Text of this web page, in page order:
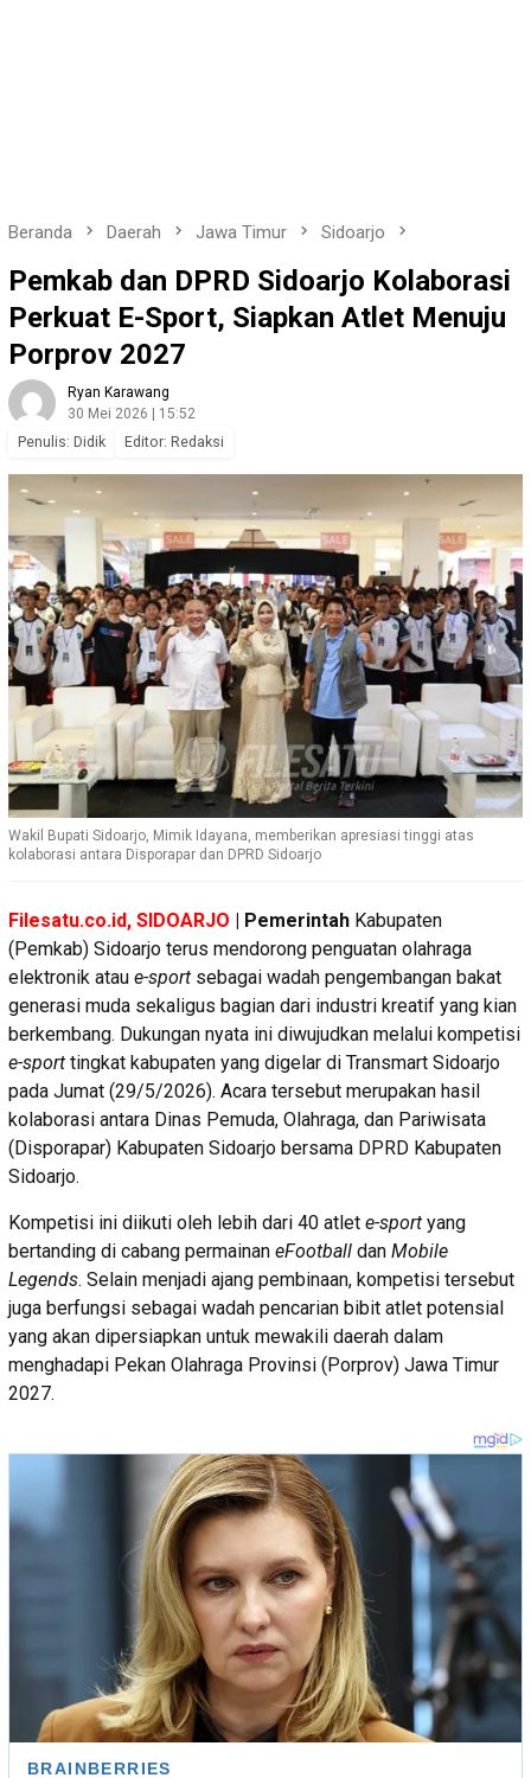
Beranda Daerah Jawa Timur Sidoarjo
Pemkab dan DPRD Sidoarjo Kolaborasi
Perkuat E-Sport, Siapkan Atlet Menuju
Porprov 2027
Ryan Karawang
30 Mei 2026 | 15:52
Penulis: Didik Editor: Redaksi
Wakil Bupati Sidoarjo, Mimik Idayana, memberikan apresiasi tinggi atas
kolaborasi antara Disporapar dan DPRD Sidoarjo
Filesatu.co.id, SIDOARJO | Pemerintah Kabupaten
(Pemkab) Sidoarjo terus mendorong penguatan olahraga
elektronik atau e-sport sebagai wadah pengembangan bakat
generasi muda sekaligus bagian dari industri kreatif yang kian
berkembang. Dukungan nyata ini diwujudkan melalui kompetisi
e-sport tingkat kabupaten yang digelar di Transmart Sidoarjo
pada Jumat (29/5/2026). Acara tersebut merupakan hasil
kolaborasi antara Dinas Pemuda, Olahraga, dan Pariwisata
(Disporapar) Kabupaten Sidoarjo bersama DPRD Kabupaten
Sidoarjo.
Kompetisi ini diikuti oleh lebih dari 40 atlet e-sport yang
bertanding di cabang permainan eFootball dan Mobile
Legends. Selain menjadi ajang pembinaan, kompetisi tersebut
juga berfungsi sebagai wadah pencarian bibit atlet potensial
yang akan dipersiapkan untuk mewakili daerah dalam
menghadapi Pekan Olahraga Provinsi (Porprov) Jawa Timur
2027.